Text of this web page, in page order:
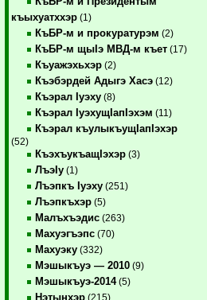
къыхуатххэр (1)
КъБР-м и прокуратурэм (2)
КъБР-м щыIэ МВД-м къет (17)
Къуажэхьхэр (2)
Къэбэрдей Адыгэ Хасэ (12)
Къэрал Iуэху (8)
Къэрал IуэхущIапIэхэм (11)
Къэрал къулыкъущIапIэхэр
(52)
КъэхъукъащIэхэр (3)
ЛъэIу (1)
Лъэпкъ Iуэху (251)
Лъэпкъхэр (5)
Малъхъэдис (263)
Махуэгъэпс (70)
Махуэку (332)
Мэшыкъуэ — 2010 (9)
Мэшыкъуэ-2014(5)
Нэтынхэр (215)